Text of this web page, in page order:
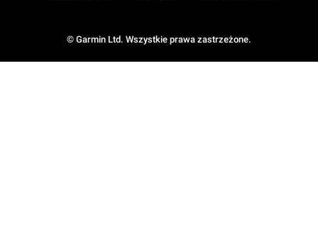
© Garmin Ltd. Wszystkie prawa zastrzeżone.